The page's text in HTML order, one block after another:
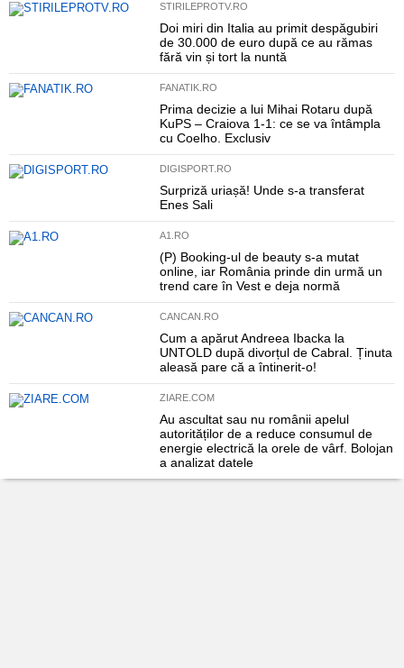
STIRILEPROTV.RO
Doi miri din Italia au primit despăgubiri
de 30.000 de euro după ce au rămas
fără vin și tort la nuntă
FANATIK.RO
Prima decizie a lui Mihai Rotaru după
KuPS – Craiova 1-1: ce se va întâmpla
cu Coelho. Exclusiv
DIGISPORT.RO
Surpriză uriașă! Unde s-a transferat
Enes Sali
A1.RO
(P) Booking-ul de beauty s-a mutat
online, iar România prinde din urmă un
trend care în Vest e deja normă
CANCAN.RO
Cum a apărut Andreea Ibacka la
UNTOLD după divorțul de Cabral. Ținuta
aleasă pare că a întinerit-o!
ZIARE.COM
Au ascultat sau nu românii apelul
autorităților de a reduce consumul de
energie electrică la orele de vârf. Bolojan
a analizat datele